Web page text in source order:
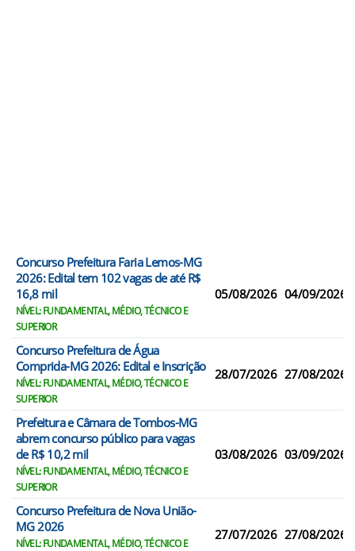
Concurso Prefeitura Faria Lemos-MG
2026: Edital tem 102 vagas de até R$
16,8 mil
NÍVEL: FUNDAMENTAL, MÉDIO, TÉCNICO E
SUPERIOR
05/08/2026 04/09/2026
Concurso Prefeitura de Água
Comprida-MG 2026: Edital e Inscrição
NÍVEL: FUNDAMENTAL, MÉDIO, TÉCNICO E
SUPERIOR
28/07/2026 27/08/2026
Prefeitura e Câmara de Tombos-MG
abrem concurso público para vagas
de R$ 10,2 mil
NÍVEL: FUNDAMENTAL, MÉDIO, TÉCNICO E
SUPERIOR
03/08/2026 03/09/2026
Concurso Prefeitura de Nova União-
MG 2026
NÍVEL: FUNDAMENTAL, MÉDIO, TÉCNICO E
27/07/2026 27/08/2026